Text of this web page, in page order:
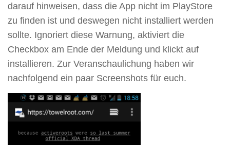
darauf hinweisen, dass die App nicht im PlayStore
zu finden ist und deswegen nicht installiert werden
sollte. Ignoriert diese Warnung, aktiviert die
Checkbox am Ende der Meldung und klickt auf
installieren. Zur Veranschaulichung haben wir
nachfolgend ein paar Screenshots für euch.